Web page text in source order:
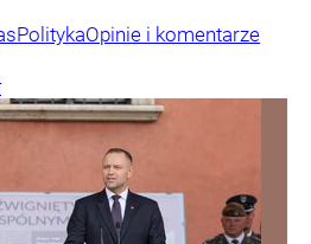
PolitykaOpinie i komentarze